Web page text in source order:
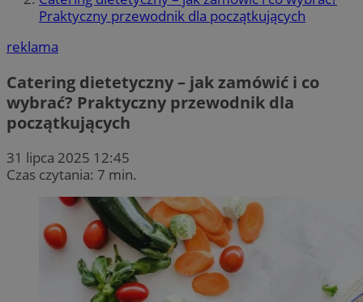
Praktyczny przewodnik dla początkujących
reklama
Catering dietetyczny – jak zamówić i co
wybrać? Praktyczny przewodnik dla
początkujących
31 lipca 2025 12:45
Czas czytania: 7 min.